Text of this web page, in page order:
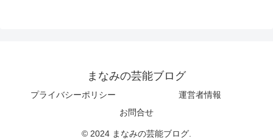
まなみの芸能ブログ
プライバシーポリシー
運営者情報
お問合せ
© 2024 まなみの芸能ブログ.